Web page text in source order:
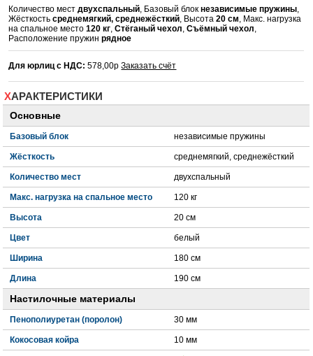
Количество местдвухспальный, Базовый блокнезависимые пружины,
Жёсткостьсреднемягкий, среднежёсткий, Высота20 см, Макс. нагрузка
на спальное место120 кг,Стёганый чехол,Съёмный чехол,
Расположение пружинрядное
Для юрлиц с НДС: 578,00рЗаказать счёт
ХАРАКТЕРИСТИКИ
Основные
Базовый блок независимые пружины
Жёсткость среднемягкий, среднежёсткий
Количество мест двухспальный
Макс. нагрузка на спальное место 120 кг
Высота 20 см
Цвет белый
Ширина 180 см
Длина 190 см
Настилочные материалы
Пенополиуретан (поролон) 30 мм
Кокосовая койра 10 мм